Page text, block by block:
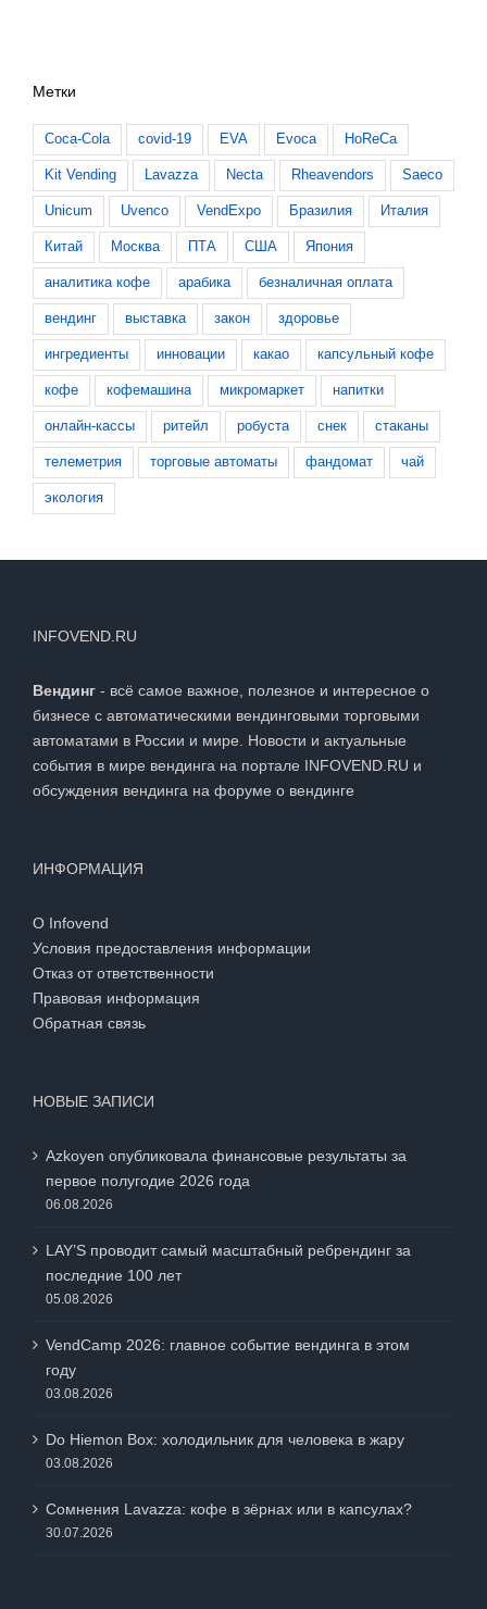
Метки
Coca-Cola covid-19 EVA Evoca HoReCa
Kit Vending Lavazza Necta Rheavendors Saeco
Unicum Uvenco VendExpo Бразилия Италия
Китай Москва ПТА США Япония
аналитика кофе арабика безналичная оплата
вендинг выставка закон здоровье
ингредиенты инновации какао капсульный кофе
кофе кофемашина микромаркет напитки
онлайн-кассы ритейл робуста снек стаканы
телеметрия торговые автоматы фандомат чай
экология
INFOVEND.RU
Вендинг - всё самое важное, полезное и интересное о
бизнесе с автоматическими вендинговыми торговыми
автоматами в России и мире. Новости и актуальные
события в мире вендинга на портале INFOVEND.RU и
обсуждения вендинга на форуме о вендинге
ИНФОРМАЦИЯ
О Infovend
Условия предоставления информации
Отказ от ответственности
Правовая информация
Обратная связь
НОВЫЕ ЗАПИСИ
Azkoyen опубликовала финансовые результаты за
первое полугодие 2026 года
06.08.2026
LAY’S проводит самый масштабный ребрендинг за
последние 100 лет
05.08.2026
VendCamp 2026: главное событие вендинга в этом
году
03.08.2026
Do Hiemon Box: холодильник для человека в жару
03.08.2026
Сомнения Lavazza: кофе в зёрнах или в капсулах?
30.07.2026